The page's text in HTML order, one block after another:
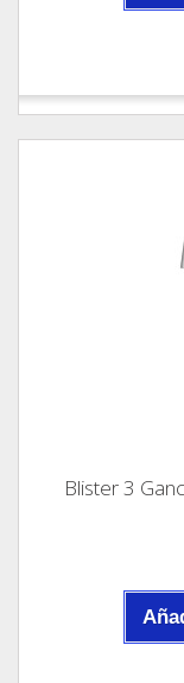
Blister 3